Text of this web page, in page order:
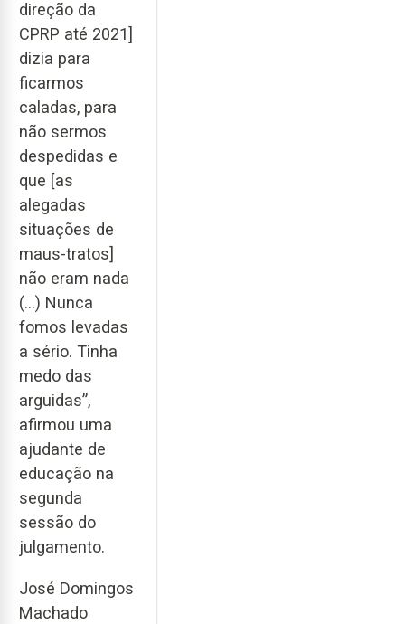
direção da
CPRP até 2021]
dizia para
ficarmos
caladas, para
não sermos
despedidas e
que [as
alegadas
situações de
maus-tratos]
não eram nada
(...) Nunca
fomos levadas
a sério. Tinha
medo das
arguidas”,
afirmou uma
ajudante de
educação na
segunda
sessão do
julgamento.
José Domingos
Machado